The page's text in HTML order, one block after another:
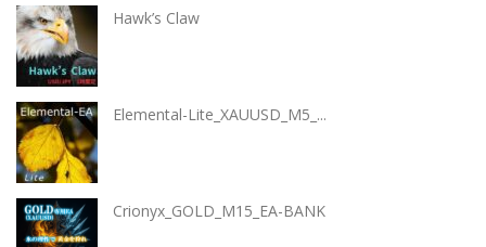
Hawk’s Claw
Elemental-Lite_XAUUSD_M5_...
Crionyx_GOLD_M15_EA-BANK